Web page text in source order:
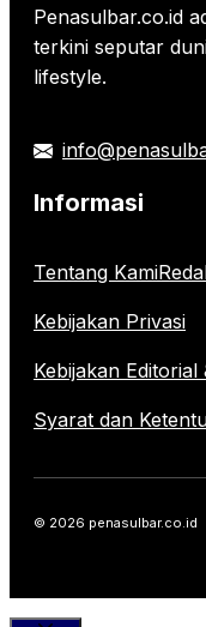
Penasulbar.co.id
terkini seputar
lifestyle.
Informasi
Tentang Kami
Kebijakan Privasi
Kebijakan
Syarat dan
© 2026 penasulbar.co.id